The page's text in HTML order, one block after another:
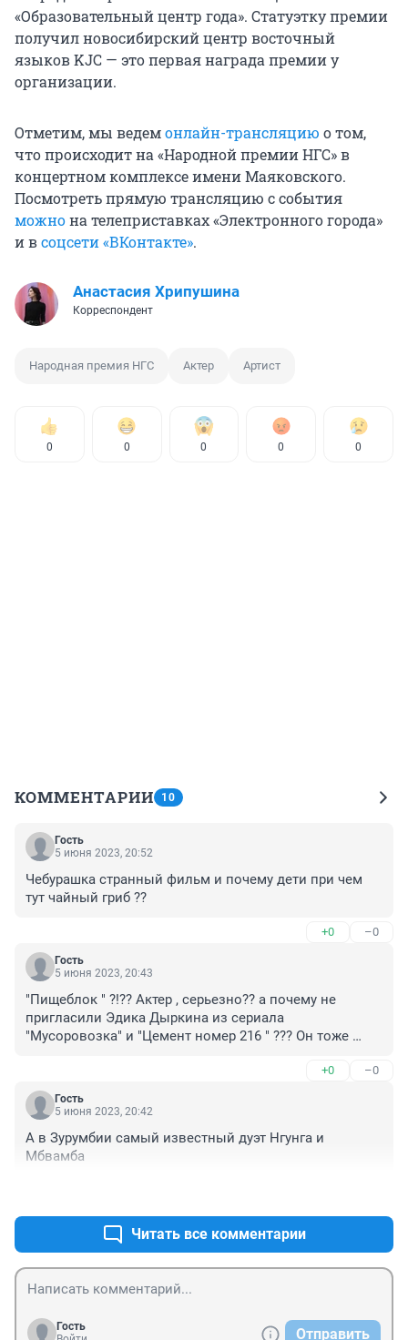
«Образовательный центр года». Статуэтку премии
получил новосибирский центр восточный
языков KJC — это первая награда премии у
организации.
Отметим, мы ведемонлайн-трансляцию о том,
что происходит на «Народной премии НГС» в
концертном комплексе имени Маяковского.
Посмотреть прямую трансляцию с события
можнона телеприставках «Электронного города»
и всоцсети «ВКонтакте».
Анастасия Хрипушина
Корреспондент
Народная премия НГС Актер Артист
0 0 0 0 0
КОММЕНТАРИИ 10
Гость
5 июня 2023, 20:52
Чебурашка странный фильм и почему дети при чем
тут чайный гриб ??
+0 –0
Гость
5 июня 2023, 20:43
"Пищеблок " ?!?? Актер , серьезно?? а почему не
пригласили Эдика Дыркина из сериала
"Мусоровозка" и "Цемент номер 216 " ??? Он тоже
+0 –0
Гость
5 июня 2023, 20:42
А в Зурумбии самый известный дуэт Нгунга и
Мбвамба
Читать все комментарии
Гость
Отправить